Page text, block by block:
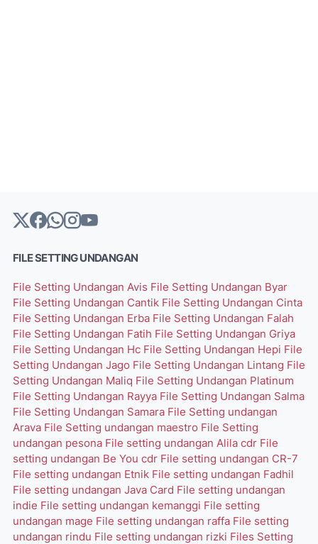
FILE SETTING UNDANGAN
File Setting Undangan Avis File Setting Undangan Byar
File Setting Undangan Cantik File Setting Undangan Cinta
File Setting Undangan Erba File Setting Undangan Falah
File Setting Undangan Fatih File Setting Undangan Griya
File Setting Undangan Hc File Setting Undangan Hepi File
Setting Undangan Jago File Setting Undangan Lintang File
Setting Undangan Maliq File Setting Undangan Platinum
File Setting Undangan Rayya File Setting Undangan Salma
File Setting Undangan Samara File Setting undangan
Arava File Setting undangan maestro File Setting
undangan pesona File setting undangan Alila cdr File
setting undangan Be You cdr File setting undangan CR-7
File setting undangan Etnik File setting undangan Fadhil
File setting undangan Java Card File setting undangan
indie File setting undangan kemanggi File setting
undangan mage File setting undangan raffa File setting
undangan rindu File setting undangan rizki Files Setting